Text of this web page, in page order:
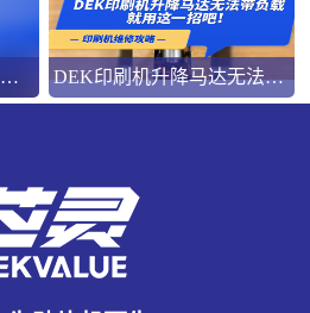
埃萨ERSA回流炉深度保养，到底要做哪些工作？ DEK印刷机升降马达无法带负载就用这一招吧！